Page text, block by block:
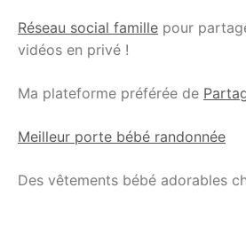
Réseau social famille pour
vidéos en privé !
Ma plateforme préférée de
Meilleur porte bébé randonnée
Des vêtements bébé adorables